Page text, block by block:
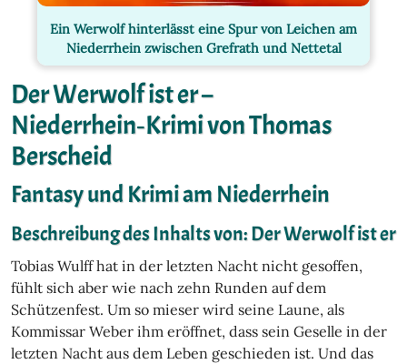
Ein Werwolf hinterlässt eine Spur von Leichen am
Niederrhein zwischen Grefrath und Nettetal
Der Werwolf ist er –
Niederrhein‑Krimi von Thomas
Berscheid
Fantasy und Krimi am Niederrhein
Beschreibung des Inhalts von: Der Werwolf ist er
Tobias Wulff hat in der letzten Nacht nicht gesoffen,
fühlt sich aber wie nach zehn Runden auf dem
Schützenfest. Um so mieser wird seine Laune, als
Kommissar Weber ihm eröffnet, dass sein Geselle in der
letzten Nacht aus dem Leben geschieden ist. Und das